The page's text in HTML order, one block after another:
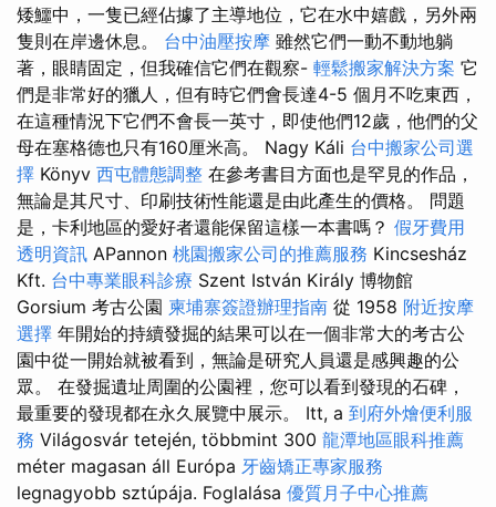
矮鱷中，一隻已經佔據了主導地位，它在水中嬉戲，另外兩
隻則在岸邊休息。 台中油壓按摩 雖然它們一動不動地躺
著，眼睛固定，但我確信它們在觀察- 輕鬆搬家解決方案 它
們是非常好的獵人，但有時它們會長達4-5 個月不吃東西，
在這種情況下它們不會長一英寸，即使他們12歲，他們的父
母在塞格德也只有160厘米高。 Nagy Káli 台中搬家公司選
擇 Könyv 西屯體態調整 在參考書目方面也是罕見的作品，
無論是其尺寸、印刷技術性能還是由此產生的價格。 問題
是，卡利地區的愛好者還能保留這樣一本書嗎？ 假牙費用
透明資訊 APannon 桃園搬家公司的推薦服務 Kincsesház
Kft. 台中專業眼科診療 Szent István Király 博物館
Gorsium 考古公園 柬埔寨簽證辦理指南 從 1958 附近按摩
選擇 年開始的持續發掘的結果可以在一個非常大的考古公
園中從一開始就被看到，無論是研究人員還是感興趣的公
眾。 在發掘遺址周圍的公園裡，您可以看到發現的石碑，
最重要的發現都在永久展覽中展示。 Itt, a 到府外燴便利服
務 Világosvár tetején, többmint 300 龍潭地區眼科推薦
méter magasan áll Európa 牙齒矯正專家服務
legnagyobb sztúpája. Foglalása 優質月子中心推薦